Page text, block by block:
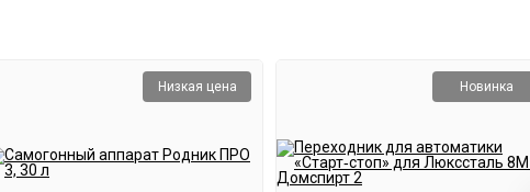
Низкая цена Новинка